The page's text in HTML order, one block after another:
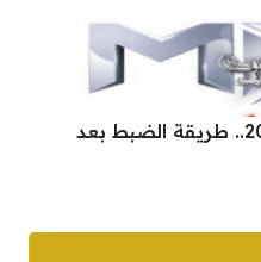
تردد قناة ميكس بالعربي 2026.. طريقة الضبط بعد